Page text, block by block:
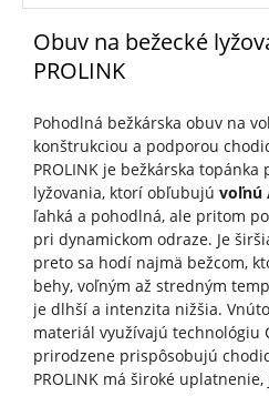
Obuv na bežecké
PROLINK
Pohodlná bežkárska obuv na
konštrukciou a podporou
PROLINK je bežkárska
lyžovania, ktorí obľubujú voľnú
ľahká a pohodlná, ale pritom
pri dynamickom odraze. Je
preto sa hodí najmä bežcom,
behy, voľným až stredným
je dlhší a intenzita nižšia.
materiál využívajú technológiu
prirodzene prispôsobujú
PROLINK má široké